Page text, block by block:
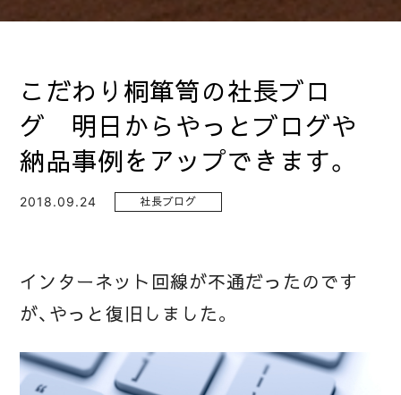
こだわり桐箪笥の社長ブロ
グ 明日からやっとブログや
納品事例をアップできます。
2018.09.24 社長ブログ
インターネット回線が不通だったのです
が、やっと復旧しました。